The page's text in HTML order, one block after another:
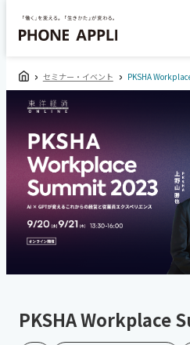
セミナー・イベント PKSHA
PKSHA Workplace